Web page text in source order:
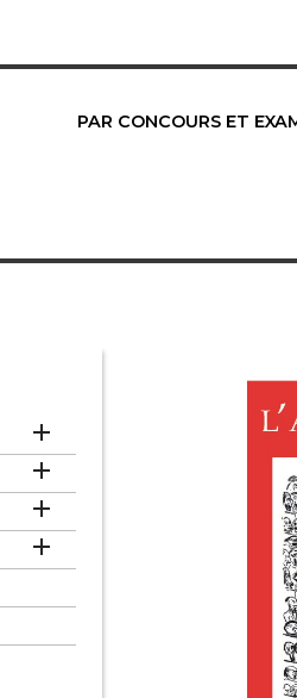
PAR CONCOURS ET



